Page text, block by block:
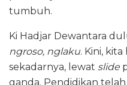
tumbuh.
Ki Hadjar Dewantara
ngroso, nglaku. Kini, kita
sekadarnya, lewat slide
ganda. Pendidikan